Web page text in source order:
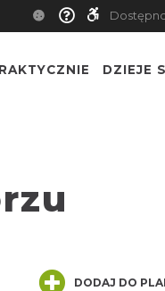
DZIEJE
DODAJ DO